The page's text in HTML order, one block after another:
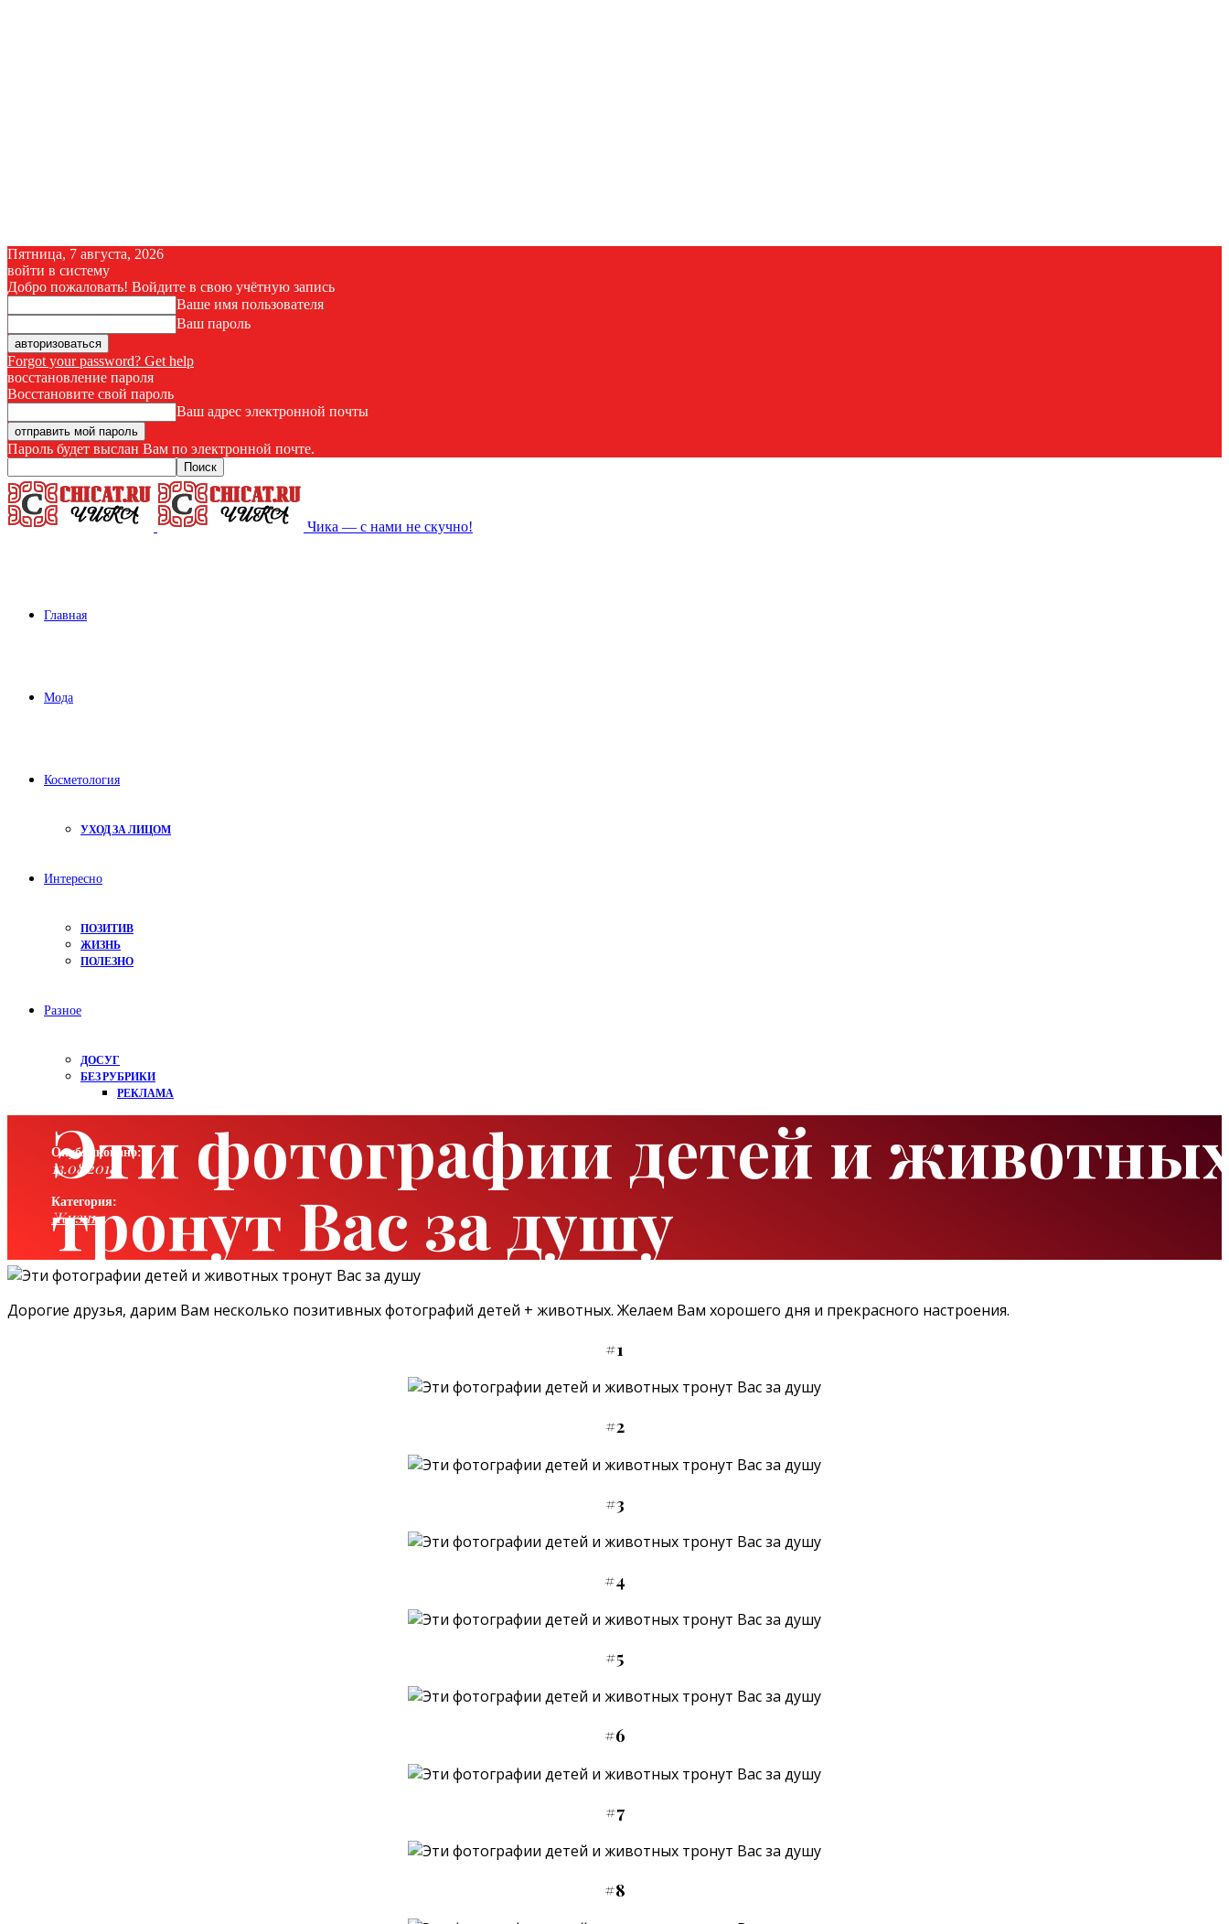
Пятница, 7 августа, 2026
войти в систему
Добро пожаловать! Войдите в свою учётную запись
Ваше имя пользователя
Ваш пароль
Forgot your password? Get help
восстановление пароля
Восстановите свой пароль
Ваш адрес электронной почты
Пароль будет выслан Вам по электронной почте.
Чика — с нами не скучно!
Главная
Мода
Косметология
УХОД ЗА ЛИЦОМ
Интересно
ПОЗИТИВ
ЖИЗНЬ
ПОЛЕЗНО
Разное
ДОСУГ
БЕЗ РУБРИКИ
РЕКЛАМА
Эти фотографии детей и
тронут Вас за душу
Опубликовано:
13.08.2018
Категория:
Жизнь
Дорогие друзья, дарим Вам несколько позитивных фотографий детей + животных. Желаем Вам хорошего дня и прекрасного настроения.
#1
#2
#3
#4
#5
#6
#7
#8